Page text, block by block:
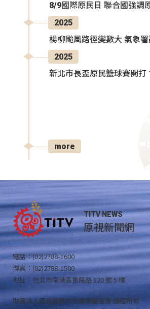
8/9國際原民日 聯合國強調
2025
楊柳颱風路徑變數大 氣象
2025
新北市長盃原民籃球賽開打
more
TITV NEWS
原視新聞網
電話：(02)2788-1600
傳真：(02)2788-1500
地址：台北市南港區重陽路 120 號 5 樓
財團法人原住民族文化事業基金會 版權所有